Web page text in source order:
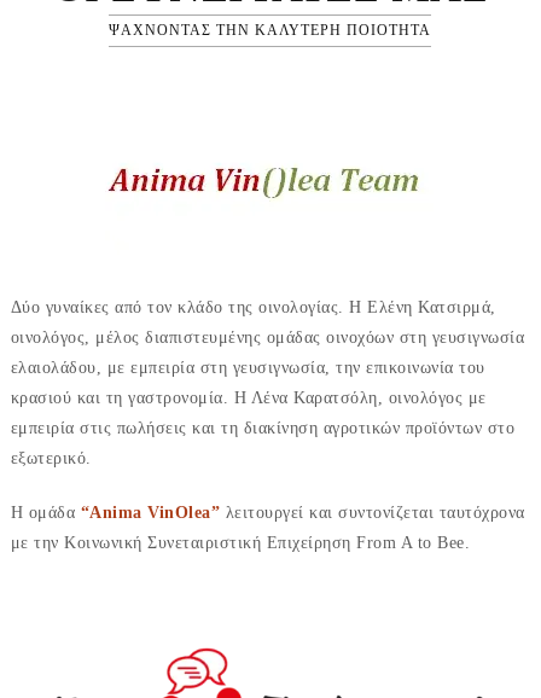
ΨΑΧΝΟΝΤΑΣ ΤΗΝ ΚΑΛΥΤΕΡΗ ΠΟΙΟΤΗΤΑ
Δύο γυναίκες από τον κλάδο της οινολογίας. Η Ελένη Κατσιρμά,
οινολόγος, μέλος διαπιστευμένης ομάδας οινοχόων στη γευσιγνωσία
ελαιολάδου, με εμπειρία στη γευσιγνωσία, την επικοινωνία του
κρασιού και τη γαστρονομία. Η Λένα Καρατσόλη, οινολόγος με
εμπειρία στις πωλήσεις και τη διακίνηση αγροτικών προϊόντων στο
εξωτερικό.
Η ομάδα “Anima VinOlea” λειτουργεί και συντονίζεται ταυτόχρονα
με την Κοινωνική Συνεταιριστική Επιχείρηση From A to Bee.